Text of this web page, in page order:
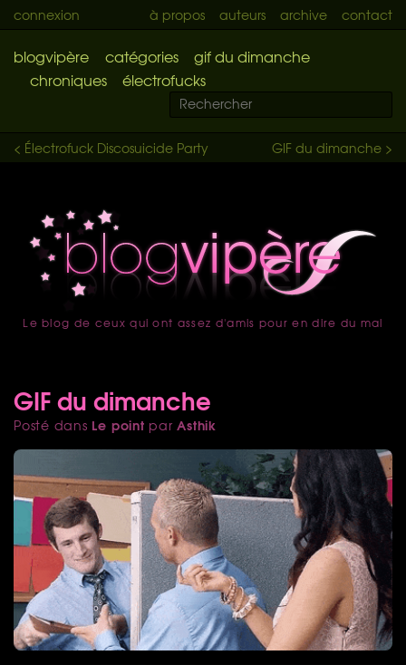
connexion à propos auteurs archive contact
blogvipère catégories
gif du dimanche
chroniques
électrofucks
GIF du dimanche >
< Électrofuck Discosuicide Party
accueil
Le blog de ceux qui ont assez d'amis pour en dire du mal
GIF du dimanche
Posté dans Le point parAsthik